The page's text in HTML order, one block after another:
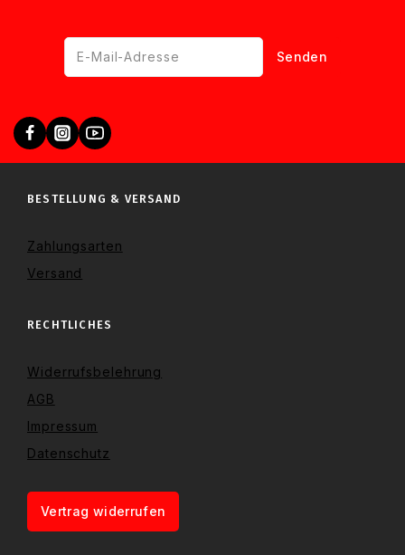
BESTELLUNG & VERSAND
Zahlungsarten
Versand
RECHTLICHES
Widerrufsbelehrung
AGB
Impressum
Datenschutz
Vertrag widerrufen